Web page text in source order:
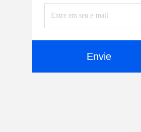
Envie